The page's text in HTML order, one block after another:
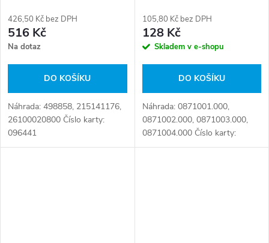
426,50 Kč bez DPH
516 Kč
Na dotaz
DO KOŠÍKU
Náhrada: 498858, 215141176,
26100020800 Číslo karty:
096441
105,80 Kč bez DPH
128 Kč
Skladem v e-shopu
DO KOŠÍKU
Náhrada: 0871001.000,
0871002.000, 0871003.000,
0871004.000 Číslo karty:
090853